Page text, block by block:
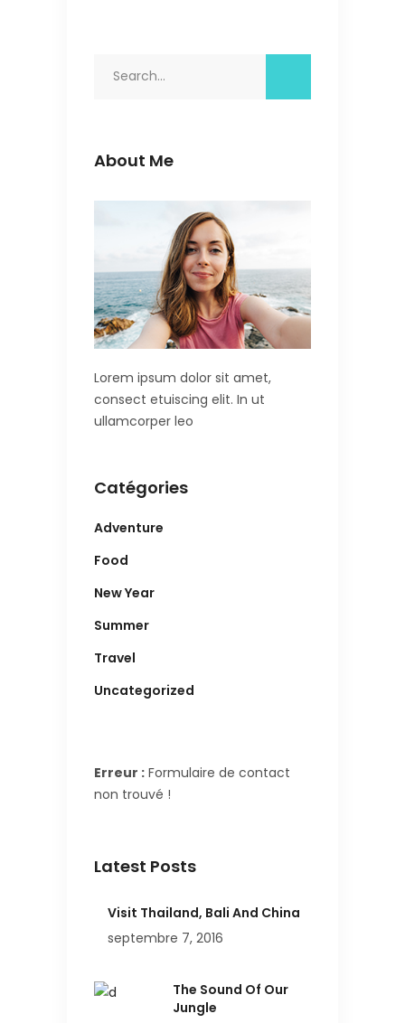
About Me
Lorem ipsum dolor sit amet,
consect etuiscing elit. In ut
ullamcorper leo
Catégories
Adventure
Food
New Year
Summer
Travel
Uncategorized
Erreur : Formulaire de contact
non trouvé !
Latest Posts
Visit Thailand, Bali And China
septembre 7, 2016
The Sound Of Our
Jungle